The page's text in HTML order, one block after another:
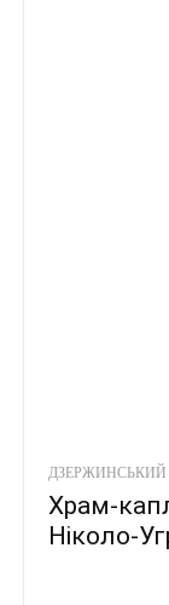
ДЗЕРЖИНСЬКИЙ
Храм-
Ніколо-